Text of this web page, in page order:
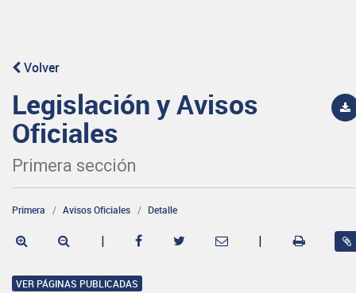
Volver
Legislación y Avisos
Oficiales
Primera sección
Primera Avisos Oficiales Detalle
| |
VER PÁGINAS PUBLICADAS